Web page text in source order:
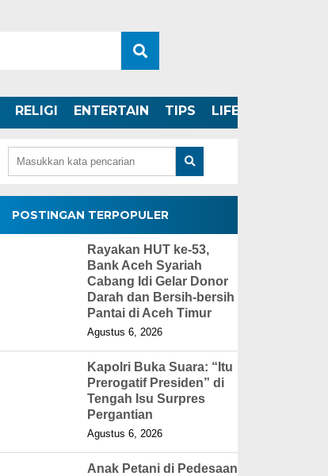
RELIGI ENTERTAIN TIPS LIFESTYLE
POSTINGAN TERPOPULER
Rayakan HUT ke-53,
Bank Aceh Syariah
Cabang Idi Gelar Donor
Darah dan Bersih-bersih
Pantai di Aceh Timur
Agustus 6, 2026
Kapolri Buka Suara: “Itu
Prerogatif Presiden” di
Tengah Isu Surpres
Pergantian
Agustus 6, 2026
Anak Petani di Pedesaan